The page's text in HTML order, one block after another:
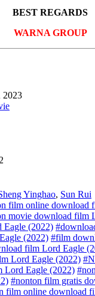
BEST REGARDS
WARNA GROUP
2023
Yinghao, Sun Rui
film online download
movie download film
(2022)
(2022) #film
film Lord Eagle
Lord Eagle (2022)
Lord Eagle (2022)
#nonton film gratis
film online download